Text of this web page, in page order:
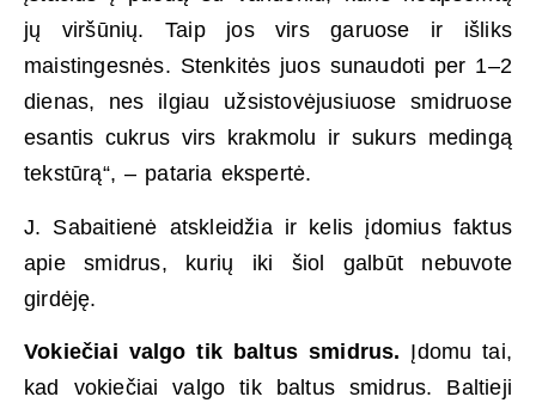
jų viršūnių. Taip jos virs garuose ir išliks
maistingesnės. Stenkitės juos sunaudoti per 1–2
dienas, nes ilgiau užsistovėjusiuose smidruose
esantis cukrus virs krakmolu ir sukurs medingą
tekstūrą“, – pataria ekspertė.
J. Sabaitienė atskleidžia ir kelis įdomius faktus
apie smidrus, kurių iki šiol galbūt nebuvote
girdėję.
Vokiečiai valgo tik baltus smidrus. Įdomu tai,
kad vokiečiai valgo tik baltus smidrus. Baltieji